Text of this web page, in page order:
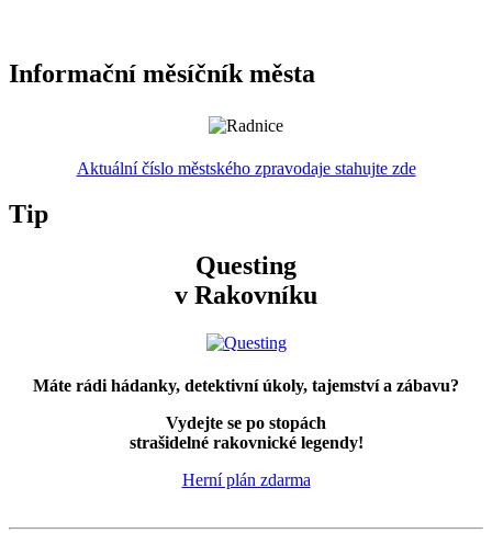
Informační měsíčník města
Aktuální číslo městského zpravodaje stahujte zde
Tip
Questing
v Rakovníku
Máte rádi hádanky, detektivní úkoly, tajemství a zábavu?
Vydejte se po stopách
strašidelné rakovnické legendy!
Herní plán zdarma